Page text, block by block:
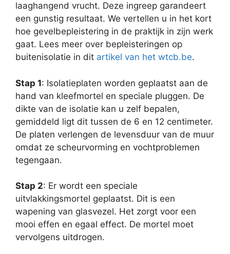
laaghangend vrucht. Deze ingreep garandeert
een gunstig resultaat. We vertellen u in het kort
hoe gevelbepleistering in de praktijk in zijn werk
gaat. Lees meer over bepleisteringen op
buitenisolatie in dit artikel van het wtcb.be.
Stap 1: Isolatieplaten worden geplaatst aan de
hand van kleefmortel en speciale pluggen. De
dikte van de isolatie kan u zelf bepalen,
gemiddeld ligt dit tussen de 6 en 12 centimeter.
De platen verlengen de levensduur van de muur
omdat ze scheurvorming en vochtproblemen
tegengaan.
Stap 2: Er wordt een speciale
uitvlakkingsmortel geplaatst. Dit is een
wapening van glasvezel. Het zorgt voor een
mooi effen en egaal effect. De mortel moet
vervolgens uitdrogen.